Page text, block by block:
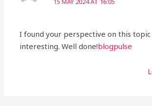
I found your perspective on this
interesting. Well done!blogpulse